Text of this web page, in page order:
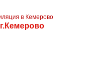
г.Кемерово